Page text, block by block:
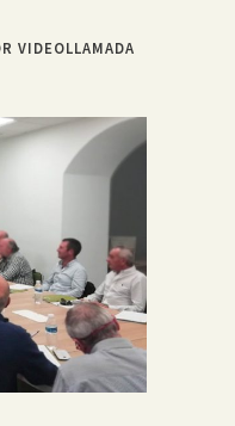
VIDEOLLAMADA